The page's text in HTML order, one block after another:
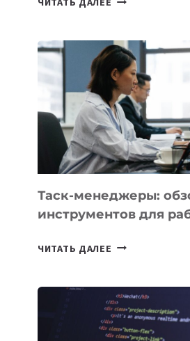
БИЗНЕСА:
КАКИЕ
3
ЗАДАЧИ
ЕМУ
МОЖНО
ПОРУЧИТЬ
УЖЕ
Таск-менеджеры:
инструментов для
ЧИТАТЬ ДАЛЕЕ ТАСК-
ПОЛЕЗНЫХ
ИНСТРУМЕНТОВ
ДЛЯ